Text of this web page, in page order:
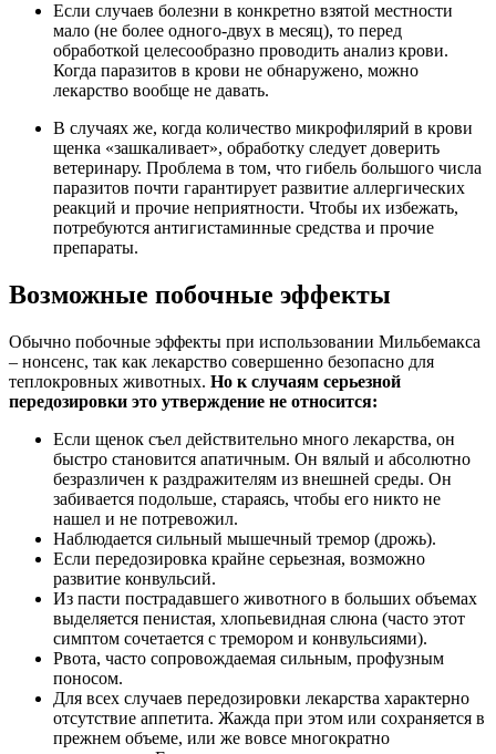
Если случаев болезни в конкретно взятой местности
мало (не более одного-двух в месяц), то перед
обработкой целесообразно проводить анализ крови.
Когда паразитов в крови не обнаружено, можно
лекарство вообще не давать.
В случаях же, когда количество микрофилярий в крови
щенка «зашкаливает», обработку следует доверить
ветеринару. Проблема в том, что гибель большого числа
паразитов почти гарантирует развитие аллергических
реакций и прочие неприятности. Чтобы их избежать,
потребуются антигистаминные средства и прочие
препараты.
Возможные побочные эффекты
Обычно побочные эффекты при использовании Мильбемакса
– нонсенс, так как лекарство совершенно безопасно для
теплокровных животных. Но к случаям серьезной
передозировки это утверждение не относится:
Если щенок съел действительно много лекарства, он
быстро становится апатичным. Он вялый и абсолютно
безразличен к раздражителям из внешней среды. Он
забивается подольше, стараясь, чтобы его никто не
нашел и не потревожил.
Наблюдается сильный мышечный тремор (дрожь).
Если передозировка крайне серьезная, возможно
развитие конвульсий.
Из пасти пострадавшего животного в больших объемах
выделяется пенистая, хлопьевидная слюна (часто этот
симптом сочетается с тремором и конвульсиями).
Рвота, часто сопровождаемая сильным, профузным
поносом.
Для всех случаев передозировки лекарства характерно
отсутствие аппетита. Жажда при этом или сохраняется в
прежнем объеме, или же вовсе многократно